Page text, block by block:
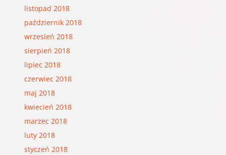
listopad 2018
październik 2018
wrzesień 2018
sierpień 2018
lipiec 2018
czerwiec 2018
maj 2018
kwiecień 2018
marzec 2018
luty 2018
styczeń 2018